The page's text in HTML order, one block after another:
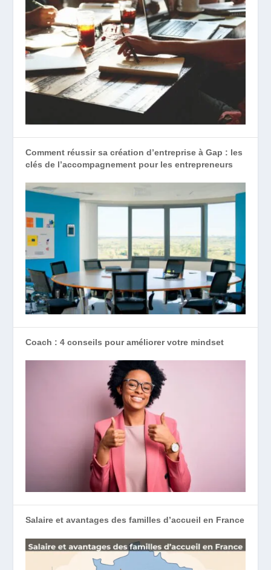
Comment réussir sa création d’entreprise à Gap : les
clés de l’accompagnement pour les entrepreneurs
Coach : 4 conseils pour améliorer votre mindset
Salaire et avantages des familles d’accueil en France